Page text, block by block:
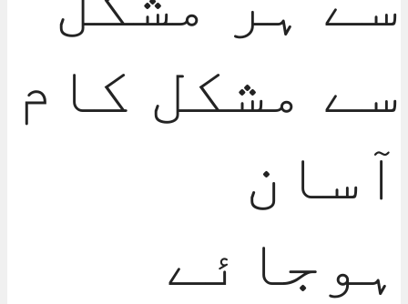
سے مشکل کام
آسان
ہوجائے